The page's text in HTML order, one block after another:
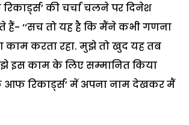
की चर्चा चलने पर दिनेश
हैं- ‘‘सच तो यह है कि मैंने कभी गणना
काम करता रहा. मुझे तो खुद यह तब
इस काम के लिए सम्मानित किया
आफ रिकार्ड्स’ में अपना नाम देखकर मैं